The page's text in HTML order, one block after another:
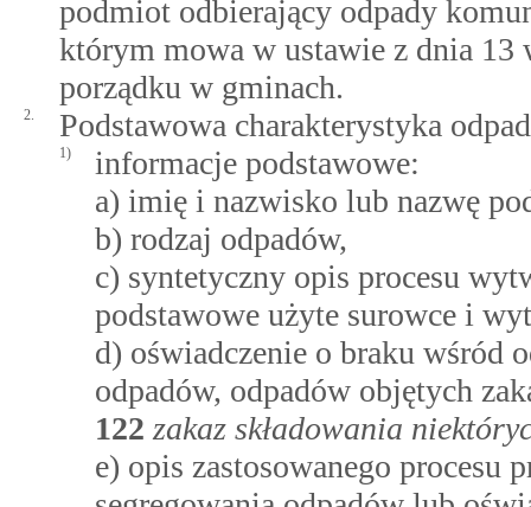
podmiot odbierający odpady
którym mowa w ustawie z dnia 13
porządku w gminach.
2. Podstawowa charakterystyka
1)
informacje podstawowe:
a) imię i nazwisko lub nazwę
b) rodzaj odpadów,
c) syntetyczny opis procesu
podstawowe użyte surowce i
d) oświadczenie o braku wśród
odpadów, odpadów objętych
122 zakaz składowania
e) opis zastosowanego procesu